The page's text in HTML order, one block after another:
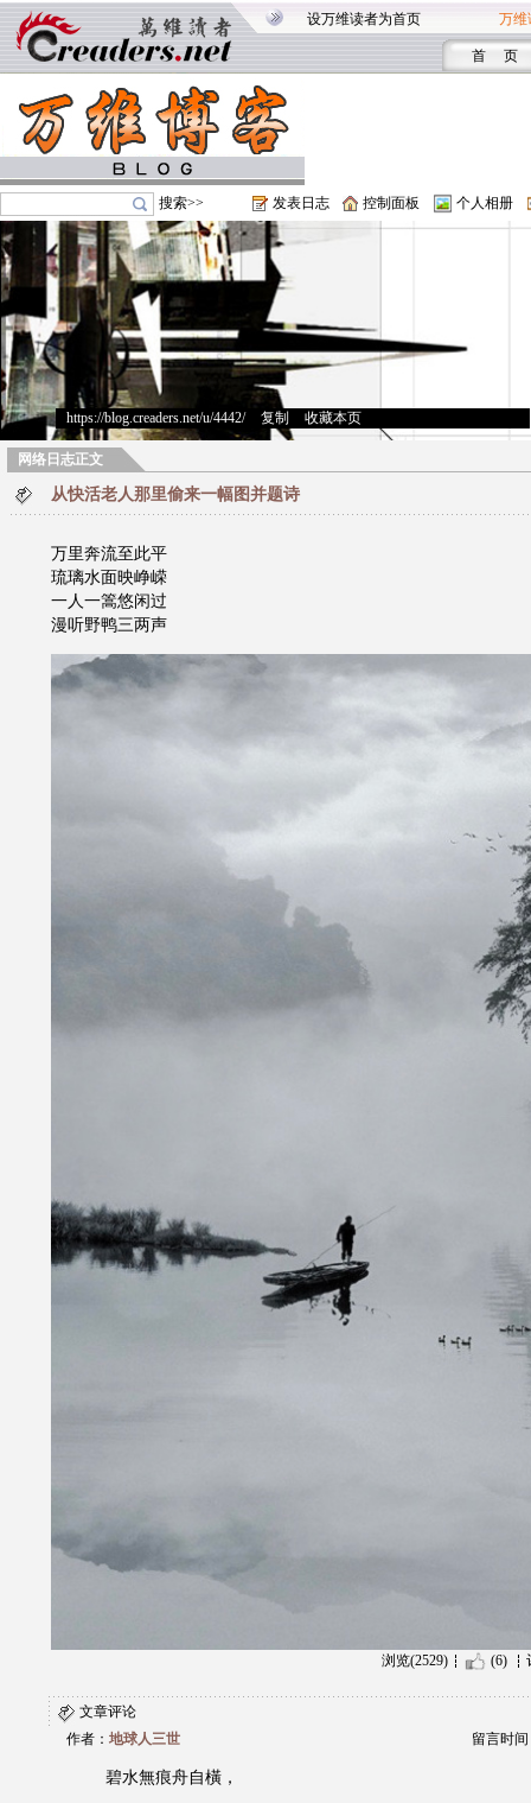
设万维读者为首页 万维
首 页
搜索>> 发表日志 控制面板 个人相册
https://blog.creaders.net/u/4442/> 复制 收藏本页
网络日志正文
从快活老人那里偷来一幅图并题诗
万里奔流至此平
琉璃水面映峥嵘
一人一篙悠闲过
漫听野鸭三两声
浏览(2529) (6)
文章评论
作者： 地球人三世 留言时间
碧水無痕舟自橫，